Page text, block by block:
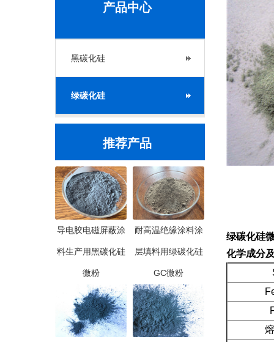
产品中心
黑碳化硅
绿碳化硅
推荐产品
导电胶电磁屏蔽涂
料生产用黑碳化硅
微粉
耐高温绝缘涂料涂
层填料用绿碳化硅
GC微粉
绿碳化硅
化学成分
熔